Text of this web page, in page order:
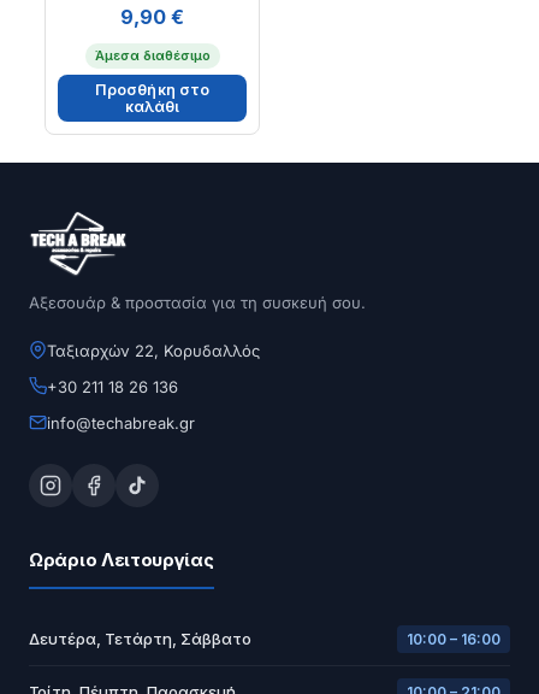
9,90€
Άμεσα διαθέσιμο
Προσθήκη στο
καλάθι
Αξεσουάρ & προστασία για τη συσκευή σου.
Ταξιαρχών 22, Κορυδαλλός
+30 211 18 26 136
info@techabreak.gr
Ωράριο Λειτουργίας
Δευτέρα, Τετάρτη, Σάββατο 10:00 – 16:00